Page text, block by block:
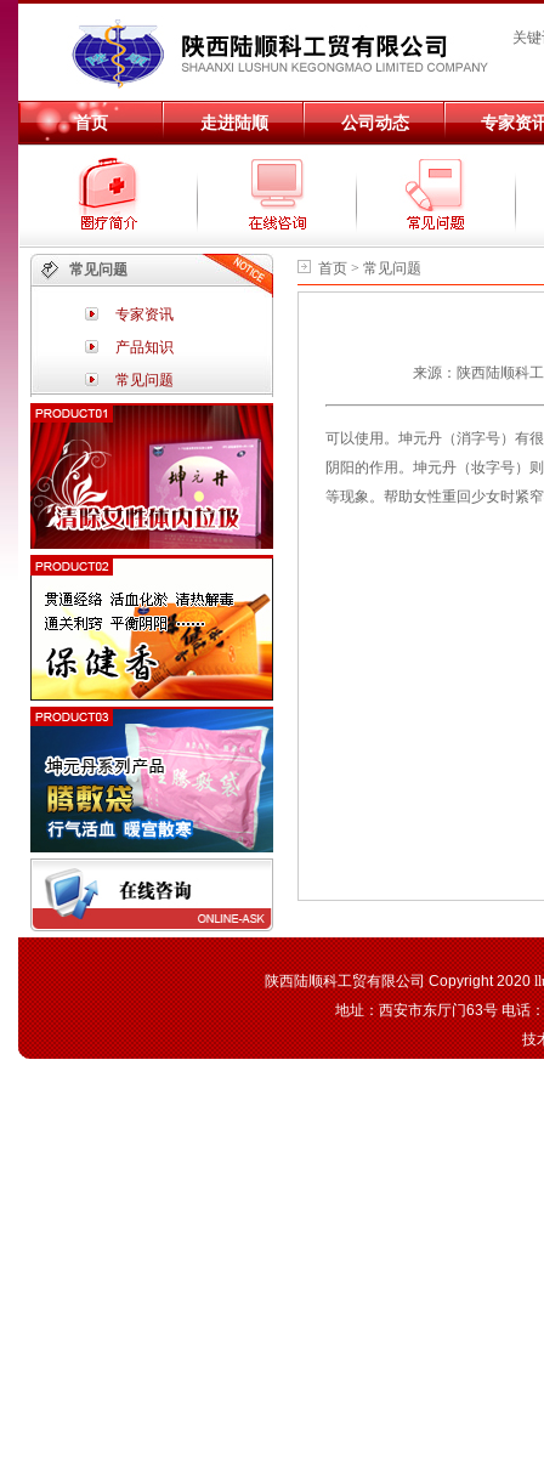
关
首页 走进陆顺 公司动态 专家资
常见问题
专家资讯
产品知识
常见问题
首页 > 常见问题
来源：陕西陆顺科
可以使用。坤元丹（消字号）有
阴阳的作用。坤元丹（妆字号）
等现象。帮助女性重回少女时紧
陕西陆顺科工贸有限公司 Copyright 2020
地址：西安市东厅门63号 电话
技